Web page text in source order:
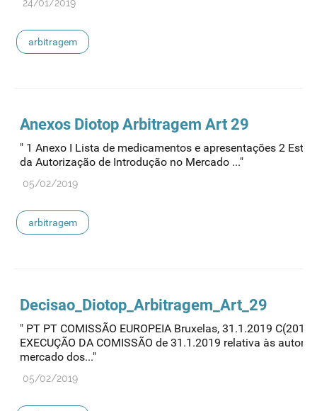
24/01/2019
arbitragem
Anexos Diotop Arbitragem Art 29
" 1 Anexo I Lista de medicamentos e apresentações 2
da Autorização de Introdução no Mercado ..."
05/02/2019
arbitragem
Decisao_Diotop_ Arbitragem _Art_29
" PT PT COMISSÃO EUROPEIA Bruxelas, 31.1.2019
EXECUÇÃO DA COMISSÃO de 31.1.2019 relativa às
mercado dos..."
05/02/2019